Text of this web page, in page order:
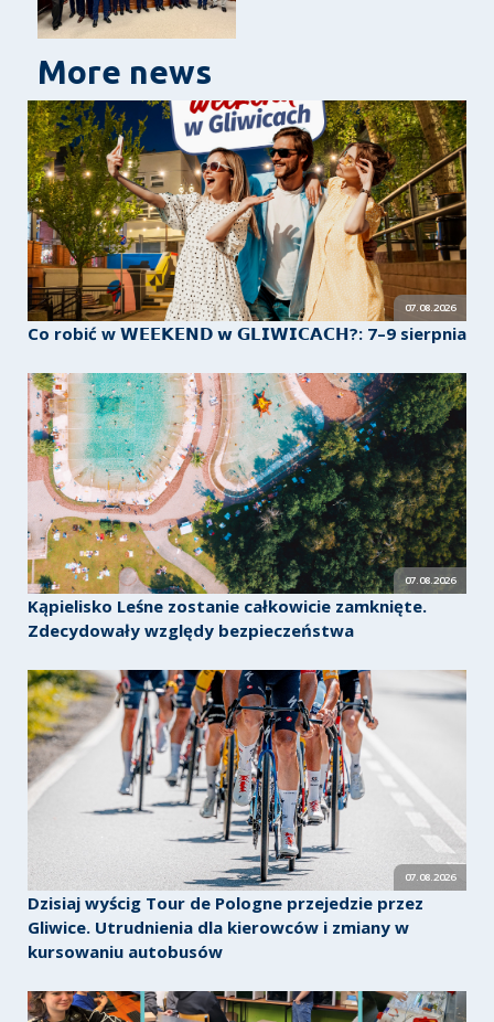
More news
07.08.2026
Co robić w 𝗪𝗘𝗘𝗞𝗘𝗡𝗗 𝘄 𝗚𝗟𝗜𝗪𝗜𝗖𝗔𝗖𝗛?: 7–9 sierpnia
07.08.2026
Kąpielisko Leśne zostanie całkowicie zamknięte.
Zdecydowały względy bezpieczeństwa
07.08.2026
Dzisiaj wyścig Tour de Pologne przejedzie przez
Gliwice. Utrudnienia dla kierowców i zmiany w
kursowaniu autobusów